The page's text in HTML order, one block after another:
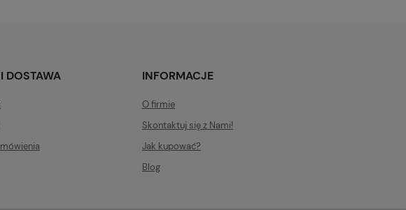
DOSTAWA INFORMACJE
O firmie
Skontaktuj się z Nami!
Jak kupować?
Blog